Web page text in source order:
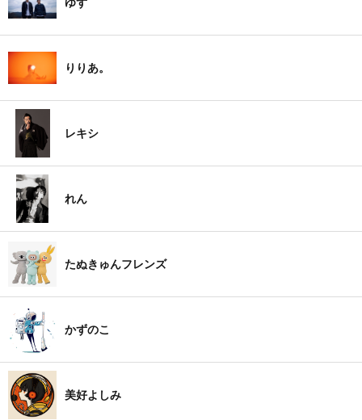
りりあ。
レキシ
れん
たぬきゅんフレンズ
かずのこ
美好よしみ